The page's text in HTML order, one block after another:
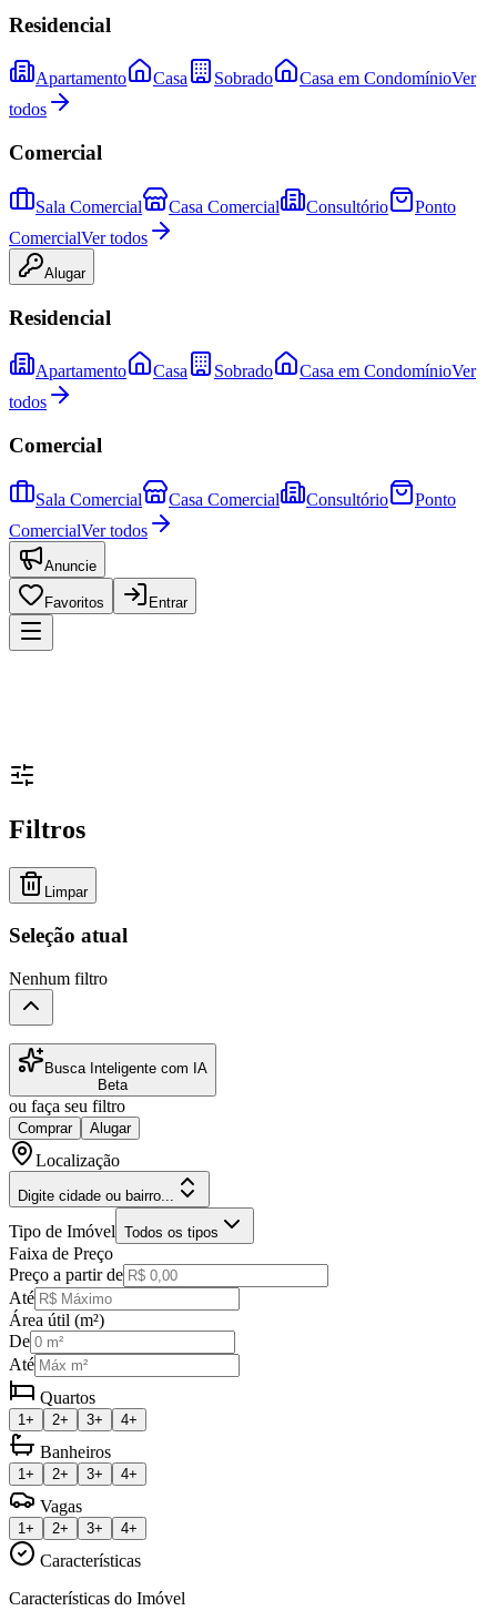
Residencial
Apartamento Casa Sobrado Casa em CondomínioVer
todos
Comercial
Sala Comercial Casa Comercial Consultório
Ponto
ComercialVer todos
Alugar
Residencial
Apartamento Casa Sobrado Casa em CondomínioVer
todos
Comercial
Sala Comercial Casa Comercial Consultório
Ponto
ComercialVer todos
Anuncie
Favoritos Entrar
Filtros
Limpar
Seleção atual
Nenhum filtro
Busca Inteligente com IA
Beta
ou faça seu filtro
Comprar Alugar
Localização
Digite cidade ou bairro...
Tipo de Imóvel Todos os tipos
Faixa de Preço
Preço a partir de
Até
Área útil (m²)
De
Até
Quartos
1+ 2+ 3+ 4+
Banheiros
1+ 2+ 3+ 4+
Vagas
1+ 2+ 3+ 4+
Características
Características do Imóvel